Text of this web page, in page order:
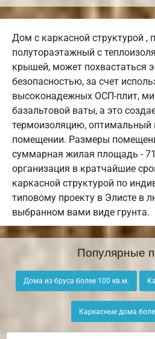
Дом с каркасной структурой ,
полутораэтажный с
крышей, может похвастаться
безопасностью, за счет
высоконадежных ОСП-плит,
базальтовой ваты, а это
термоизоляцию,
помещении. Размеры
суммарная жилая площадь -
организация в кратчайшие
каркасной структурой по
типовому проекту в Элисте в
выбранном вами виде грунта.
Популярные
Дома из бруса более 100 кв.м.
Каркасные дома